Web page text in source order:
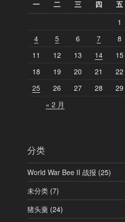
一
二 三 四 五
1
4
5 6 7 8
11
12 13 14 15
18
19 20 21 22
25
26 27 28 29
« 2 月
分类
World War Bee II 战报 (25)
未分类(7)
猪头羹 (24)